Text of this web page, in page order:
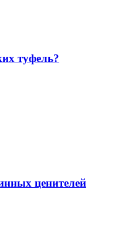
туфель?
ценителей